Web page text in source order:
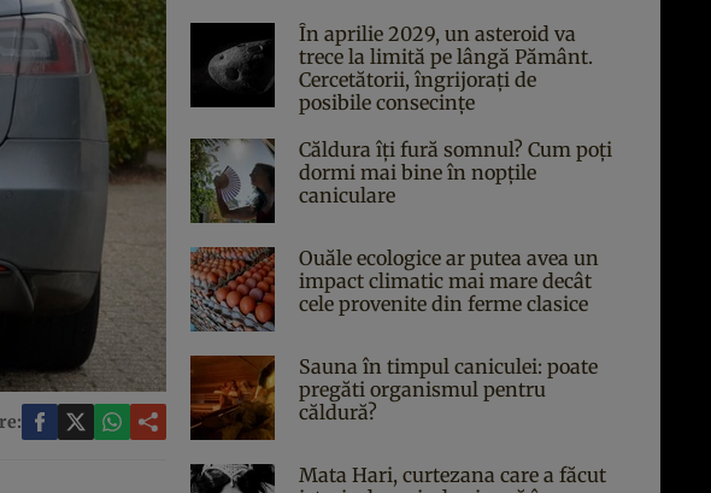
În aprilie 2029, un asteroid va
trece la limită pe lângă Pământ.
Cercetătorii, îngrijorați de
posibile consecințe
Căldura îți fură somnul? Cum poți
dormi mai bine în nopțile
caniculare
Ouăle ecologice ar putea avea un
impact climatic mai mare decât
cele provenite din ferme clasice
Sauna în timpul caniculei: poate
pregăti organismul pentru
căldură?
Mata Hari, curtezana care a făcut